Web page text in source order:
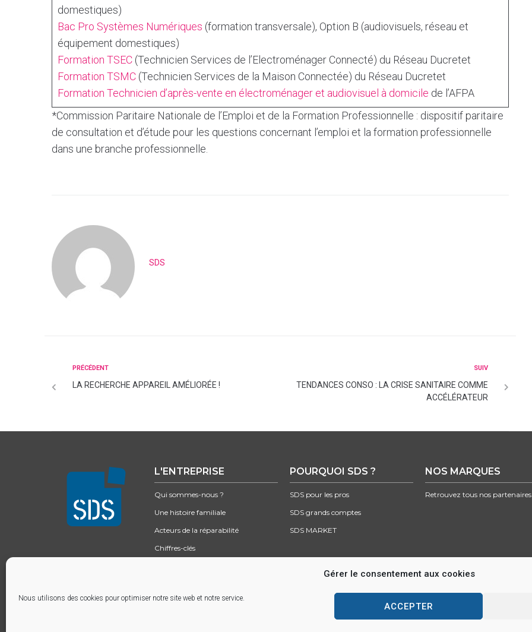
Gérer le consentement aux cookies
Nous utilisons des cookies pour optimiser notre site web et notre service.
ACCEPTER
domestiques)
Bac Pro Systèmes Numériques (formation transversale), Option B (audiovisuels, réseau et
équipement domestiques)
Formation TSEC (Technicien Services de l’Electroménager Connecté) du Réseau Ducretet
Formation TSMC (Technicien Services de la Maison Connectée) du Réseau Ducretet
Formation Technicien d’après-vente en électroménager et audiovisuel à domicile de l’AFPA
*Commission Paritaire Nationale de l’Emploi et de la Formation Professionnelle : dispositif paritaire
de consultation et d’étude pour les questions concernant l’emploi et la formation professionnelle
dans une branche professionnelle.
SDS
PRÉCÉDENT
LA RECHERCHE APPAREIL AMÉLIORÉE !
SUIV
TENDANCES CONSO : LA CRISE SANITAIRE COMME
ACCÉLÉRATEUR
L'ENTREPRISE
Qui sommes-nous ?
Une histoire familiale
Acteurs de la réparabilité
Chiffres-clés
POURQUOI SDS ?
SDS pour les pros
SDS grands comptes
SDS MARKET
NOS MARQUES
Retrouvez tous nos partenaires
FR EN ES